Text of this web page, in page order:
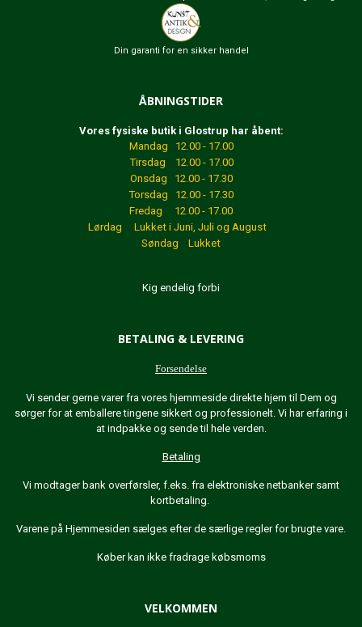
Din garanti for en sikker handel
ÅBNINGSTIDER
Vores fysiske butik i Glostrup har åbent:
Mandag 12.00 - 17.00
Tirsdag 12.00 - 17.00
Onsdag 12.00 - 17.30
Torsdag 12.00 - 17.30
Fredag 12.00 - 17.00
Lørdag Lukket i Juni, Juli og August
Søndag Lukket
Kig endelig forbi
BETALING & LEVERING
Forsendelse
Vi sender gerne varer fra vores hjemmeside direkte hjem til Dem og
sørger for at emballere tingene sikkert og professionelt. Vi har erfaring i
at indpakke og sende til hele verden.
Betaling
Vi modtager bank overførsler, f.eks. fra elektroniske netbanker samt
kortbetaling.
Varene på Hjemmesiden sælges efter de særlige regler for brugte vare.
Køber kan ikke fradrage købsmoms
VELKOMMEN